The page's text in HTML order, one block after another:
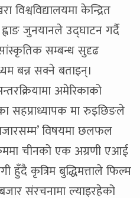
विश्वविद्यालयमा केन्द्रित
जुनयानले उद्घाटन गर्दै
सम्बन्ध सुदृढ
बन्न सक्ने बताइन्।
अमेरिकाको
सहप्राध्यापक मा रुइछिङले
विषयमा छलफल
चीनको एक अग्रणी एआई
हुँदै कृत्रिम बुद्धिमत्ताले फिल्म
संरचनामा ल्याइरहेको